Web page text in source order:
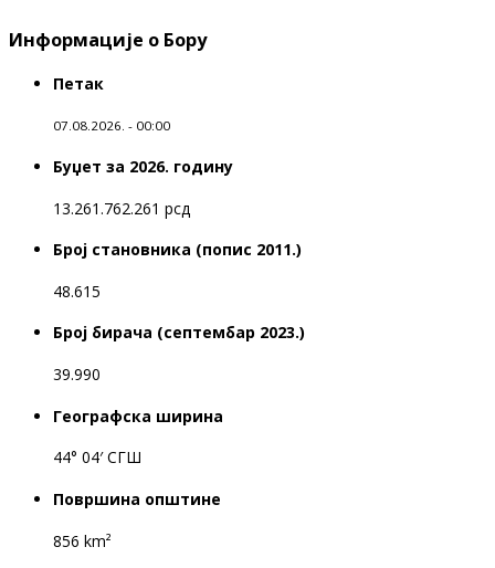
Информације о Бору
Петак
07.08.2026. - 00:00
Буџет за 2026. годину
13.261.762.261 рсд
Број становника (попис 2011.)
48.615
Број бирача (септембар 2023.)
39.990
Географска ширина
44° 04′ СГШ
Површина општине
856 km²